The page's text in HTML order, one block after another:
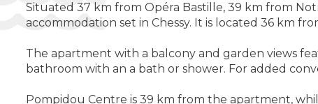
Situated 37 km from Opéra Bastille, 39 km from
accommodation set in Chessy. It is located 36 km
The apartment with a balcony and garden views
bathroom with an a bath or shower. For added
Pompidou Centre is 39 km from the apartment,